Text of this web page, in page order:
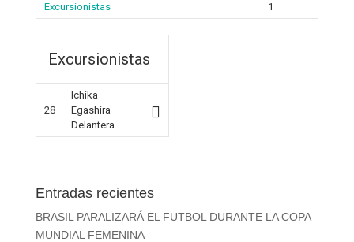
Excursionistas
1
Excursionistas
28
Ichika
Egashira
Delantera
Entradas recientes
BRASIL PARALIZARÁ EL FUTBOL DURANTE LA COPA
MUNDIAL FEMENINA